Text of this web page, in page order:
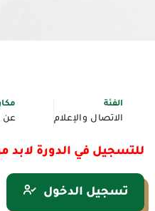
الفئة
الاتصال والإعلام عن
للتسجيل في الدورة
تسجيل الدخول